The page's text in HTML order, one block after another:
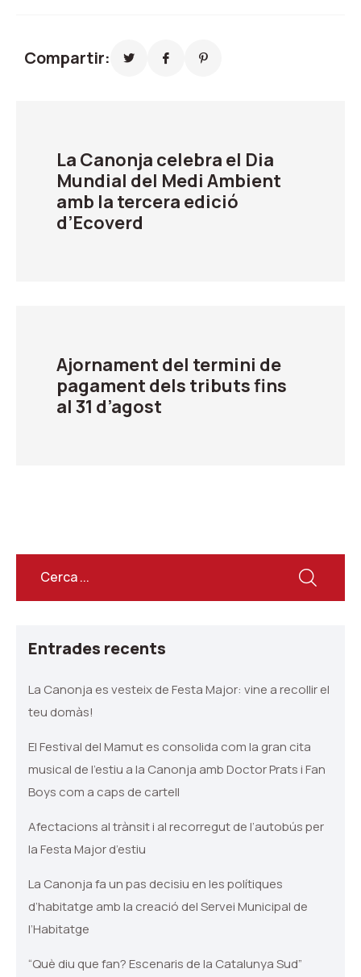
Compartir:
La Canonja celebra el Dia
Mundial del Medi Ambient
amb la tercera edició
d’Ecoverd
Ajornament del termini de
pagament dels tributs fins
al 31 d’agost
Entrades recents
La Canonja es vesteix de Festa Major: vine a recollir el
teu domàs!
El Festival del Mamut es consolida com la gran cita
musical de l’estiu a la Canonja amb Doctor Prats i Fan
Boys com a caps de cartell
Afectacions al trànsit i al recorregut de l’autobús per
la Festa Major d’estiu
La Canonja fa un pas decisiu en les polítiques
d’habitatge amb la creació del Servei Municipal de
l’Habitatge
“Què diu que fan? Escenaris de la Catalunya Sud”